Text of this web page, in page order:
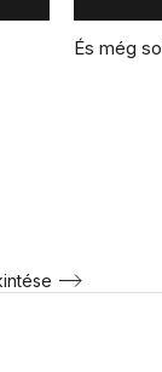
És még